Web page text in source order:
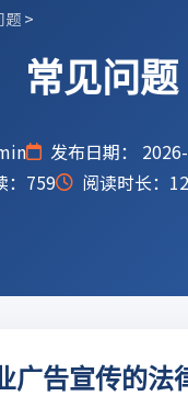
题>
常见问题
发布日期：
759 阅读时长：
广告宣传的法